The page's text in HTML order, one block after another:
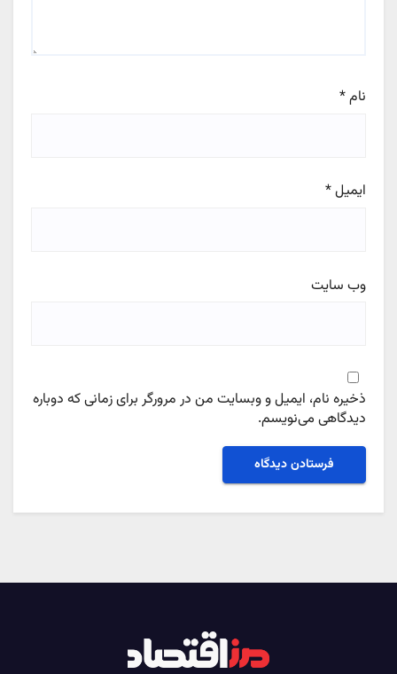
نام*
ایمیل*
وب‌ سایت
ذخیره نام، ایمیل و وبسایت من در مرورگر برای زمانی که دوباره
دیدگاهی می‌نویسم.